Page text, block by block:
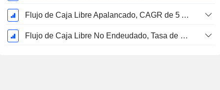
Flujo de Caja Libre Apalancado, CAGR de 5 Años %
Flujo de Caja Libre No Endeudado, Tasa de Crecimiento Anual Compuesto de 5 Años %